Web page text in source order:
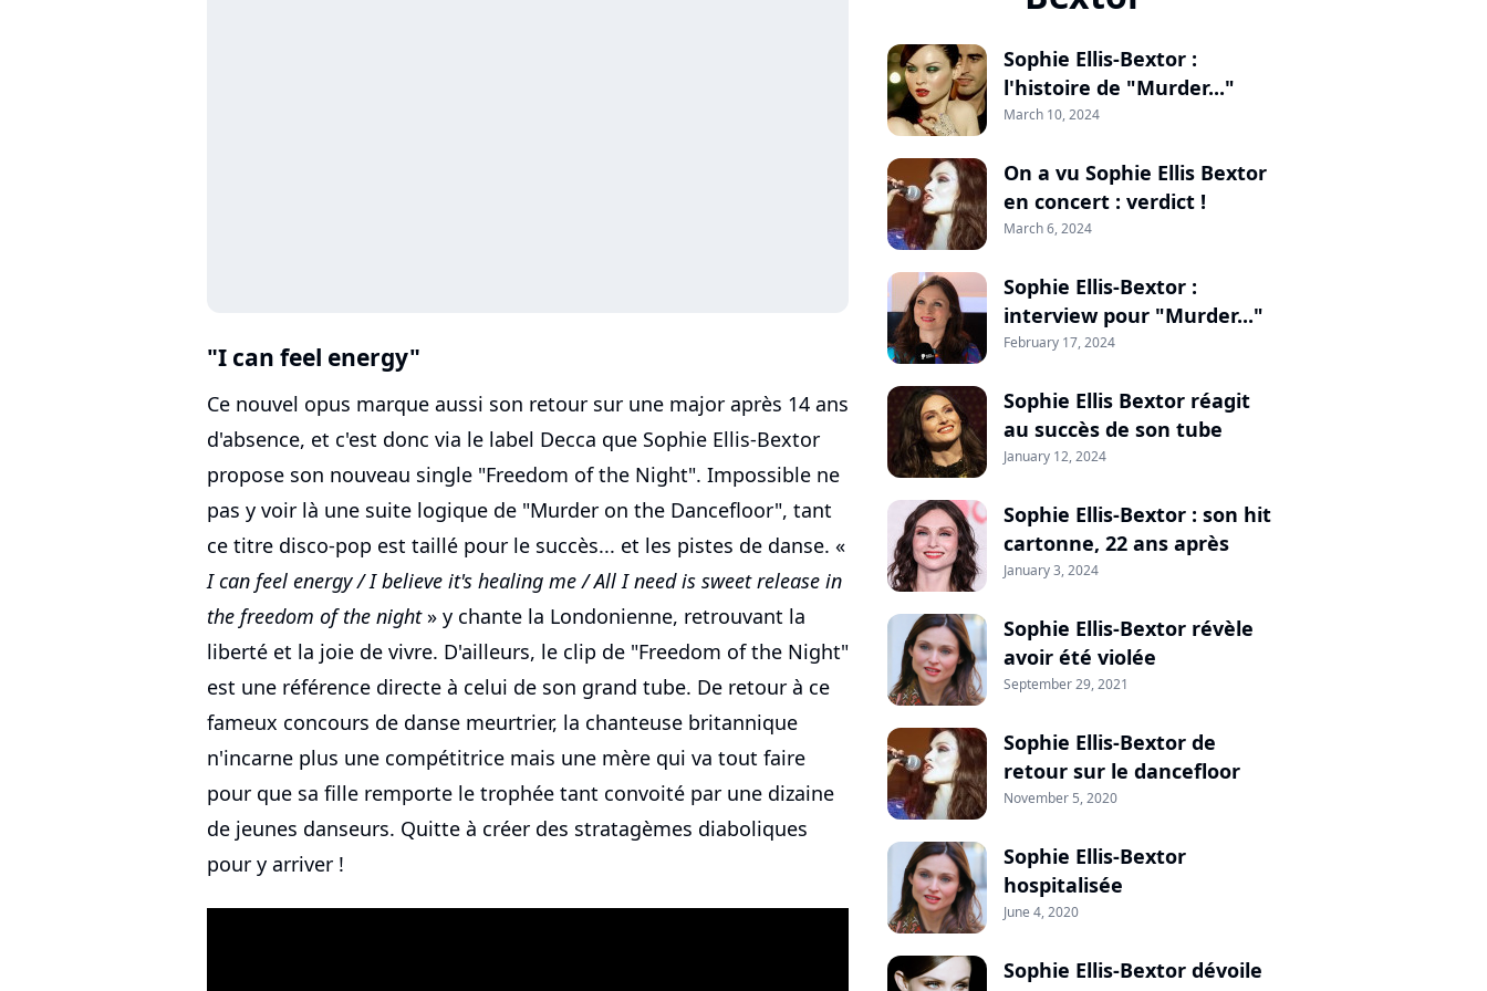
"I can feel energy"
Ce nouvel opus marque aussi son retour sur une major après 14 ans
d'absence, et c'est donc via le label Decca que Sophie Ellis-Bextor
propose son nouveau single "Freedom of the Night". Impossible ne
pas y voir là une suite logique de "Murder on the Dancefloor", tant
ce titre disco-pop est taillé pour le succès... et les pistes de danse. «
I can feel energy / I believe it's healing me / All I need is sweet release in
the freedom of the night» y chante la Londonienne, retrouvant la
liberté et la joie de vivre. D'ailleurs, le clip de "Freedom of the Night"
est une référence directe à celui de son grand tube. De retour à ce
fameux concours de danse meurtrier, la chanteuse britannique
n'incarne plus une compétitrice mais une mère qui va tout faire
pour que sa fille remporte le trophée tant convoité par une dizaine
de jeunes danseurs. Quitte à créer des stratagèmes diaboliques
pour y arriver !
Sophie Ellis-Bextor :
l'histoire de "Murder..."
March 10, 2024
On a vu Sophie Ellis Bextor
en concert : verdict !
March 6, 2024
Sophie Ellis-Bextor :
interview pour "Murder..."
February 17, 2024
Sophie Ellis Bextor réagit
au succès de son tube
January 12, 2024
Sophie Ellis-Bextor : son hit
cartonne, 22 ans après
January 3, 2024
Sophie Ellis-Bextor révèle
avoir été violée
September 29, 2021
Sophie Ellis-Bextor de
retour sur le dancefloor
November 5, 2020
Sophie Ellis-Bextor
hospitalisée
June 4, 2020
Sophie Ellis-Bextor dévoile